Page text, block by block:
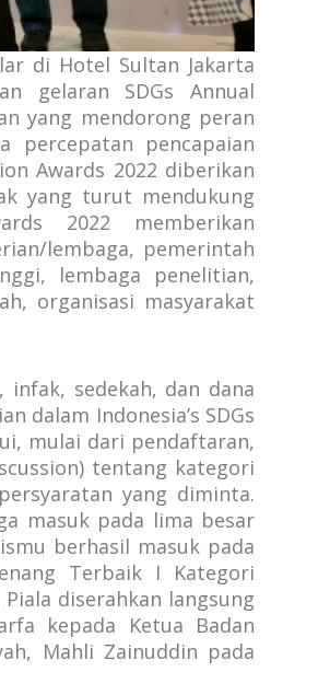
di Hotel Sultan Jakarta
gelaran SDGs Annual
yang mendorong peran
percepatan pencapaian
Awards 2022 diberikan
yang turut mendukung
2022 memberikan
lembaga, pemerintah
lembaga penelitian,
organisasi masyarakat
sedekah, dan dana
dalam Indonesia’s SDGs
mulai dari pendaftaran,
tentang kategori
yang diminta.
masuk pada lima besar
berhasil masuk pada
Terbaik I Kategori
diserahkan langsung
kepada Ketua Badan
Mahli Zainuddin pada